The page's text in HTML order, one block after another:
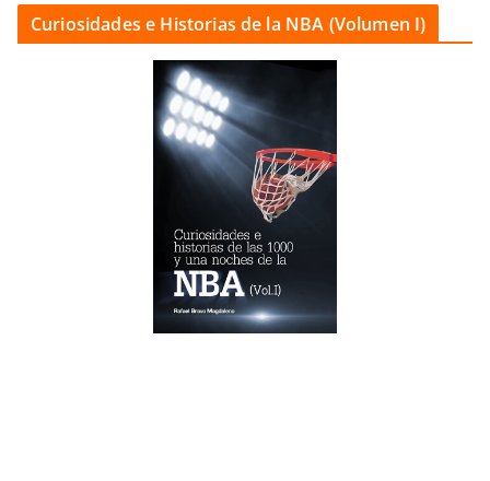
Curiosidades e Historias de la NBA (Volumen I)